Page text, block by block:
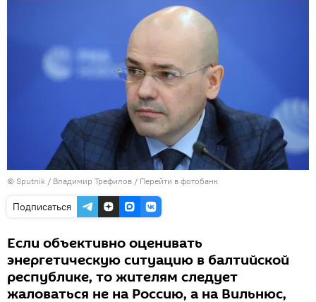
© Sputnik / Владимир Трефилов / Перейти в фотобанк
Подписаться
Если объективно оценивать
энергетическую ситуацию в балтийской
республике, то жителям следует
жаловаться не на Россию, а на Вильнюс,